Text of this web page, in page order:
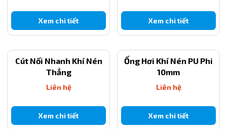
Xem chi tiết Xem chi tiết
Cút Nối Nhanh Khí Nén
Thẳng
Liên hệ
Xem chi tiết
Ống Hơi Khí Nén PU Phi
10mm
Liên hệ
Xem chi tiết